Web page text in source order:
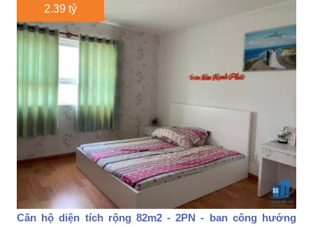
2.39 tỷ
Căn hộ diện tích rộng 82m2 - 2PN - ban công hướng